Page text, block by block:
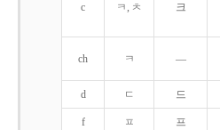
c ㅋ, ㅊ 크
ch ㅋ ―
d ㄷ 드
f ㅍ 프